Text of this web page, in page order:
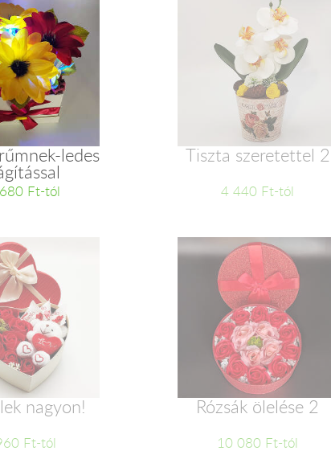
ledes
Ft-tól
Tiszta szeretettel 2
4 440 Ft-tól
nagyon!
Ft-tól
Rózsák ölelése 2
10 080 Ft-tól